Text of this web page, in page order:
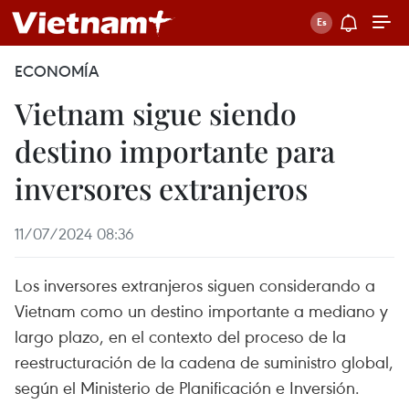
ECONOMÍA
Vietnam sigue siendo
destino importante para
inversores extranjeros
11/07/2024 08:36
Los inversores extranjeros siguen considerando a
Vietnam como un destino importante a mediano y
largo plazo, en el contexto del proceso de la
reestructuración de la cadena de suministro global,
según el Ministerio de Planificación e Inversión.